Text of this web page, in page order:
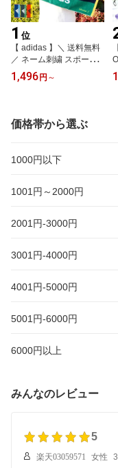
1 位
【 adidas 】＼ 送料無料
／ ネーム刺繍 スポーツ
タオル 名入れ 名前入れ
アディダス タオル 中学
mエース】 部活 おしゃれ
バスケ 野球 サッカー ブ
念品 スポーツ タオル 部
活タオル プレゼント
1,496円 ～
価格帯から選ぶ
1000円以下
1001円～2000円
2001円-3000円
3001円-4000円
4001円-5000円
5001円-6000円
6000円以上
みんなのレビュー
5
楽天03059571 女性